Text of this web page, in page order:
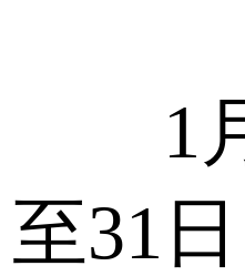
1月
至31